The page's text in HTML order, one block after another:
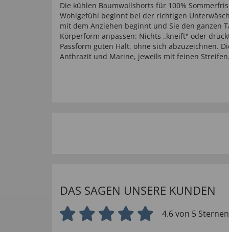
Die kühlen Baumwollshorts für 100%
Wohlgefühl beginnt bei der richtigen
mit dem Anziehen beginnt und Sie den ganzen
Körperform anpassen: Nichts „kneift" oder
Passform guten Halt, ohne sich abzuzeichnen.
Anthrazit und Marine, jeweils mit feinen
DAS SAGEN UNSERE KUNDEN
4.6 von 5 Sternen